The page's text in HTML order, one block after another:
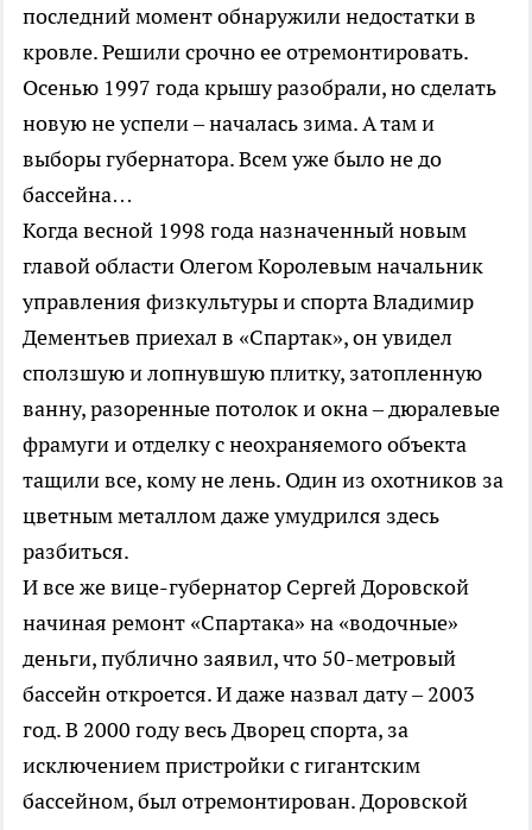
последний момент обнаружили недостатки в
кровле. Решили срочно ее отремонтировать.
Осенью 1997 года крышу разобрали, но сделать
новую не успели – началась зима. А там и
выборы губернатора. Всем уже было не до
бассейна…
Когда весной 1998 года назначенный новым
главой области Олегом Королевым начальник
управления физкультуры и спорта Владимир
Дементьев приехал в «Спартак», он увидел
сползшую и лопнувшую плитку, затопленную
ванну, разоренные потолок и окна – дюралевые
фрамуги и отделку с неохраняемого объекта
тащили все, кому не лень. Один из охотников за
цветным металлом даже умудрился здесь
разбиться.
И все же вице-губернатор Сергей Доровской
начиная ремонт «Спартака» на «водочные»
деньги, публично заявил, что 50-метровый
бассейн откроется. И даже назвал дату – 2003
год. В 2000 году весь Дворец спорта, за
исключением пристройки с гигантским
бассейном, был отремонтирован. Доровской